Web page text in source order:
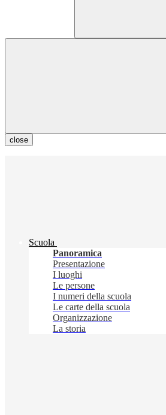
close
Scuola
Panoramica
Presentazione
I luoghi
Le persone
I numeri della scuola
Le carte della scuola
Organizzazione
La storia